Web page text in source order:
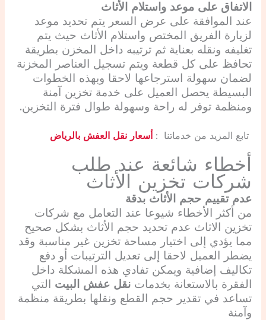
الاتفاق على موعد واستلام الأثاث
عند الموافقة على عرض السعر يتم تحديد موعد
لزيارة الفريق المختص واستلام الأثاث حيث يتم
تغليفه ونقله بعناية ثم ترتيبه داخل المخزن بطريقة
تحافظ على كل قطعة ويتم تسجيل العناصر المخزنة
لضمان سهولة استرجاعها لاحقا وبهذه الخطوات
البسيطة يحصل العميل على خدمة تخزين آمنة
ومنظمة توفر له راحة وسهولة طوال فترة التخزين.
تابع المزيد من خدماتنا : أسعار نقل العفش بالرياض
أخطاء شائعة عند طلب
شركات تخزين الأثاث
عدم تقييم حجم الأثاث بدقة
من أكثر الأخطاء شيوعا عند التعامل مع شركات
تخزين الاثاث عدم تحديد حجم الأثاث بشكل صحيح
مما يؤدي إلى اختيار مساحة تخزين غير مناسبة وقد
يضطر العميل لاحقا إلى تعديل الترتيبات أو دفع
تكاليف إضافية ويمكن تفادي هذه المشكلة داخل
الفقرة بالاستعانة بخدمات نقل عفش البيت التي
تساعد في تقدير حجم القطع ونقلها بطريقة منظمة
وآمنة